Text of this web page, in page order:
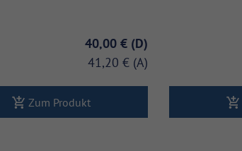
40,00 €
41,20 €
Zum Produkt